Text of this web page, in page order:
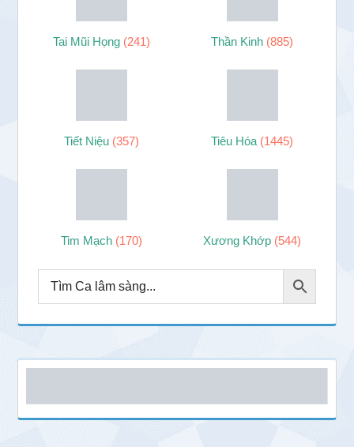
Tai Mũi Họng (241) Thần Kinh (885)
Tiết Niệu (357) Tiêu Hóa (1445)
Tim Mạch (170) Xương Khớp (544)